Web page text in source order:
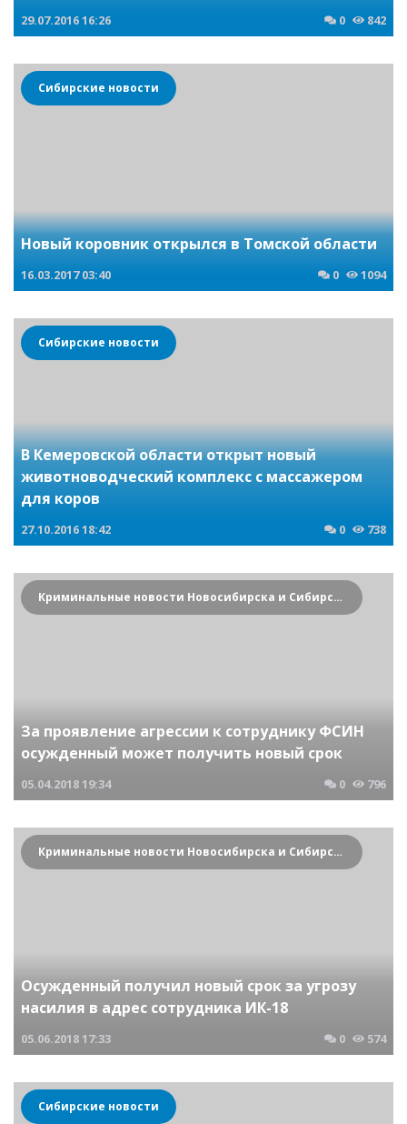
29.07.201616:26 0 842
Сибирские новости
Новый коровник открылся в Томской области
16.03.2017 03:40 0 1094
Сибирские новости
В Кемеровской области открыт новый
животноводческий комплекс с массажером
для коров
27.10.201618:42 0 738
Криминальные новости Новосибирска и Сибирского региона
За проявление агрессии к сотруднику ФСИН
осужденный может получить новый срок
05.04.201819:34 0 796
Криминальные новости Новосибирска и Сибирского региона
Осужденный получил новый срок за угрозу
насилия в адрес сотрудника ИК-18
05.06.201817:33 0 574
Сибирские новости